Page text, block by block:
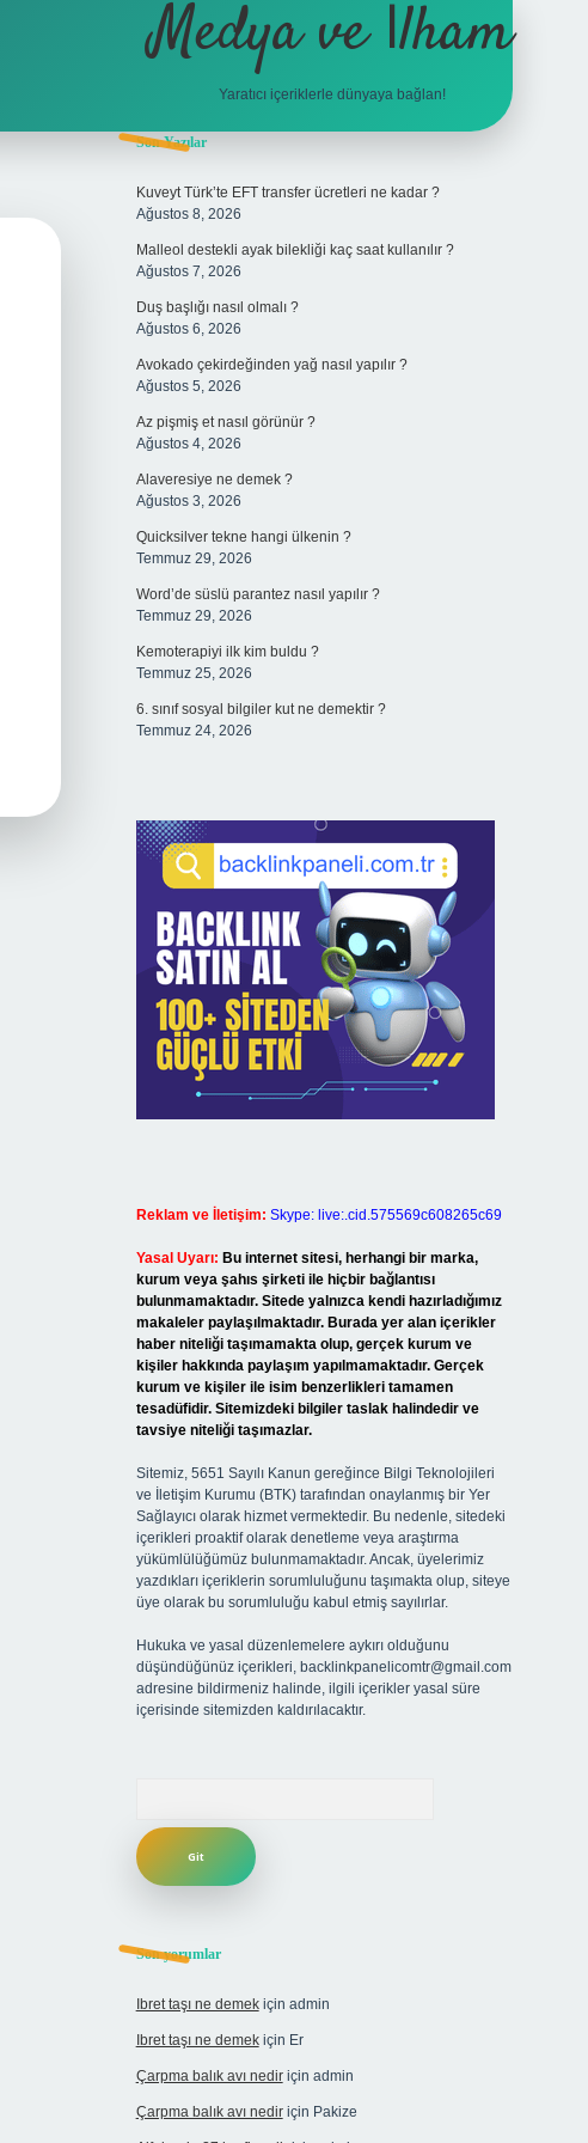
Medya ve İlham
Yaratıcı içeriklerle dünyaya bağlan!
Sidebar
Son Yazılar
Kuveyt Türk’te EFT transfer ücretleri ne kadar ?
Ağustos 8, 2026
Malleol destekli ayak bilekliği kaç saat kullanılır ?
Ağustos 7, 2026
Duş başlığı nasıl olmalı ?
Ağustos 6, 2026
Avokado çekirdeğinden yağ nasıl yapılır ?
Ağustos 5, 2026
Az pişmiş et nasıl görünür ?
Ağustos 4, 2026
Alaveresiye ne demek ?
Ağustos 3, 2026
Quicksilver tekne hangi ülkenin ?
Temmuz 29, 2026
Word’de süslü parantez nasıl yapılır ?
Temmuz 29, 2026
Kemoterapiyi ilk kim buldu ?
Temmuz 25, 2026
6. sınıf sosyal bilgiler kut ne demektir ?
Temmuz 24, 2026
Reklam ve İletişim: Skype: live:.cid.575569c608265c69
Yasal Uyarı: Bu internet sitesi, herhangi bir marka,
kurum veya şahıs şirketi ile hiçbir bağlantısı
bulunmamaktadır. Sitede yalnızca kendi hazırladığımız
makaleler paylaşılmaktadır. Burada yer alan içerikler
haber niteliği taşımamakta olup, gerçek kurum ve
kişiler hakkında paylaşım yapılmamaktadır. Gerçek
kurum ve kişiler ile isim benzerlikleri tamamen
tesadüfidir. Sitemizdeki bilgiler taslak halindedir ve
tavsiye niteliği taşımazlar.
Sitemiz, 5651 Sayılı Kanun gereğince Bilgi Teknolojileri
ve İletişim Kurumu (BTK) tarafından onaylanmış bir Yer
Sağlayıcı olarak hizmet vermektedir. Bu nedenle, sitedeki
içerikleri proaktif olarak denetleme veya araştırma
yükümlülüğümüz bulunmamaktadır. Ancak, üyelerimiz
yazdıkları içeriklerin sorumluluğunu taşımakta olup, siteye
üye olarak bu sorumluluğu kabul etmiş sayılırlar.
Hukuka ve yasal düzenlemelere aykırı olduğunu
düşündüğünüz içerikleri, backlinkpanelicomtr@gmail.com
adresine bildirmeniz halinde, ilgili içerikler yasal süre
içerisinde sitemizden kaldırılacaktır.
Son yorumlar
Ibret taşı ne demekiçin admin
Ibret taşı ne demekiçin Er
Çarpma balık avı nediriçin admin
Çarpma balık avı nediriçin Pakize